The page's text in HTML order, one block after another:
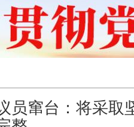
员窜台：将采取